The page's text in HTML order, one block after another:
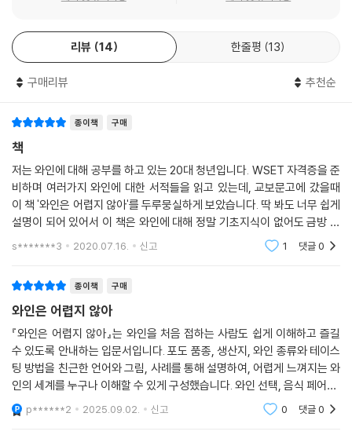
와인을 더 잘 즐길 수 있는 다양한 노하우와 전 세계 곳곳의 생생한 와인 정
보가 가득하다!
다. 아마도 많은 사람들이 와인에 대해 어느 정도 지식이 있어야만 와인을
즐길 수 있다고 생각할 것이다. 하지만 와인의 원재료가 포도이며 양조과
정에서 와인의 풍미가 더욱 살아난다는 사실, 그리고 와인의 대표적인 맛
과 향을 알면 초보자도 자신이 느낀 것을 훨씬 잘 표현할 수 있을 것이다.
와인을 고를 때 어려움을 느끼는 또다른 이유는 와인의 종류가 정말 많다
는 것. 와인 종주국 프랑스, 구대륙 와인과 아메리카와 오스트레일리아로
대표되는 신대륙 와인, 그리고 아시아에서 생산되는 와인 등이 와인 리스
기후, 테루아, 포도재배에 따라 다양한 와인이 만들어진다. 자신이 좋아하
는 와인 특성이 무엇인지만 알아도 와인 선택이 훨씬 쉬워질 것이다. 이렇
듯 자신만의 와인 스타일을 찾아가는 여행에 이 책이 친절한 가이드가 되
어줄 것이다.
리뷰 14 한줄평 13
구매리뷰 추천순
종이책 구매
책
저는 와인에 대해 공부를 하고 있는 20대 청년입니다. WSET 자격증을 준
비하며 여러가지 와인에 대한 서적들을 읽고 있는데, 교보문고에 갔을때
이 책 '와인은 어렵지 않아'를 두루뭉실하게 보았습니다. 딱 봐도 너무 쉽게
설명이 되어 있어서 이 책은 와인에 대해 정말 기초지식이 없어도 금방 배
울수 있겠다 싶은 느낌이 들었습니다. 정말 너무 쉬우면서도 보기 좋게 그
s*******3 2020.07.16. 신고 1 댓글0
종이책 구매
와인은 어렵지 않아
『와인은 어렵지 않아』는 와인을 처음 접하는 사람도 쉽게 이해하고 즐길
수 있도록 안내하는 입문서입니다. 포도 품종, 생산지, 와인 종류와 테이스
팅 방법을 친근한 언어와 그림, 사례를 통해 설명하여, 어렵게 느껴지는 와
인의 세계를 누구나 이해할 수 있게 구성했습니다. 와인 선택, 음식 페어링,
보관법 등 실생활에 바로 적용 가능한 정보도 제공하며, 와인을 즐기는 즐
거움과 자
p******2 2025.09.02. 신고 0 댓글0